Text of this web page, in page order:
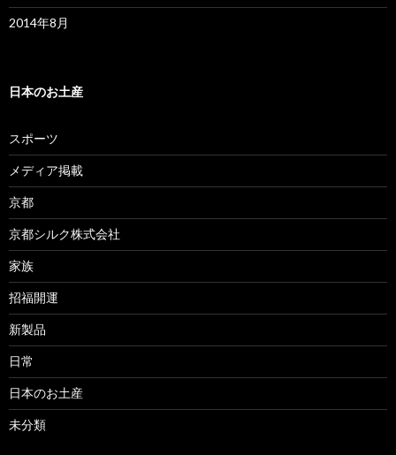
2014年8月
日本のお土産
スポーツ
メディア掲載
京都
京都シルク株式会社
家族
招福開運
新製品
日常
日本のお土産
未分類